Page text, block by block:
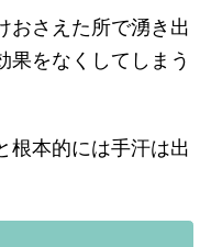
おさえた所で湧き出
果をなくしてしまう
根本的には手汗は出